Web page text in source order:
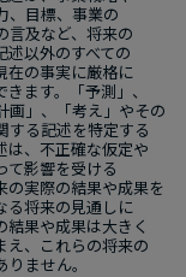
、​目標、​事業の​
言及など、​将来の​
以外の​すべての​
在の​事実に​厳格に​
ます。​「予測」、​
画」、​「考え」や​その​
する​記述を​特定する​
は、​不正確な​仮定や​
て​影響を​受ける​
の​実際の​結果や​成果を​
る​将来の​見通しに​
果や​成果は​大きく​
え、​これらの​将来の​
ません。